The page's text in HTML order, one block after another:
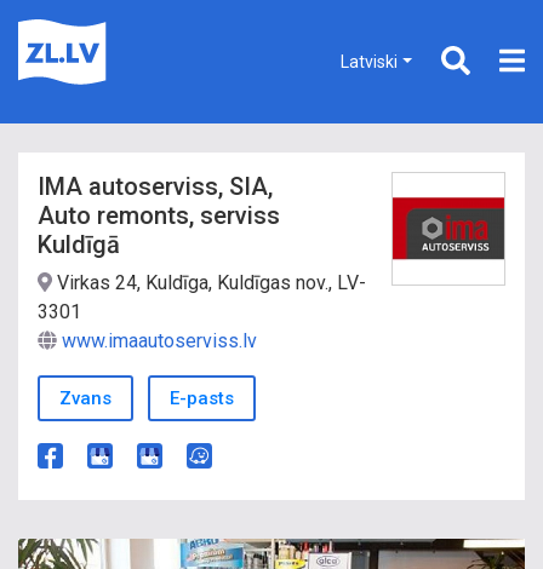
Latviski
IMA autoserviss, SIA,
Auto remonts, serviss
Kuldīgā
Virkas 24, Kuldīga, Kuldīgas nov., LV-
3301
www.imaautoserviss.lv
Zvans E-pasts